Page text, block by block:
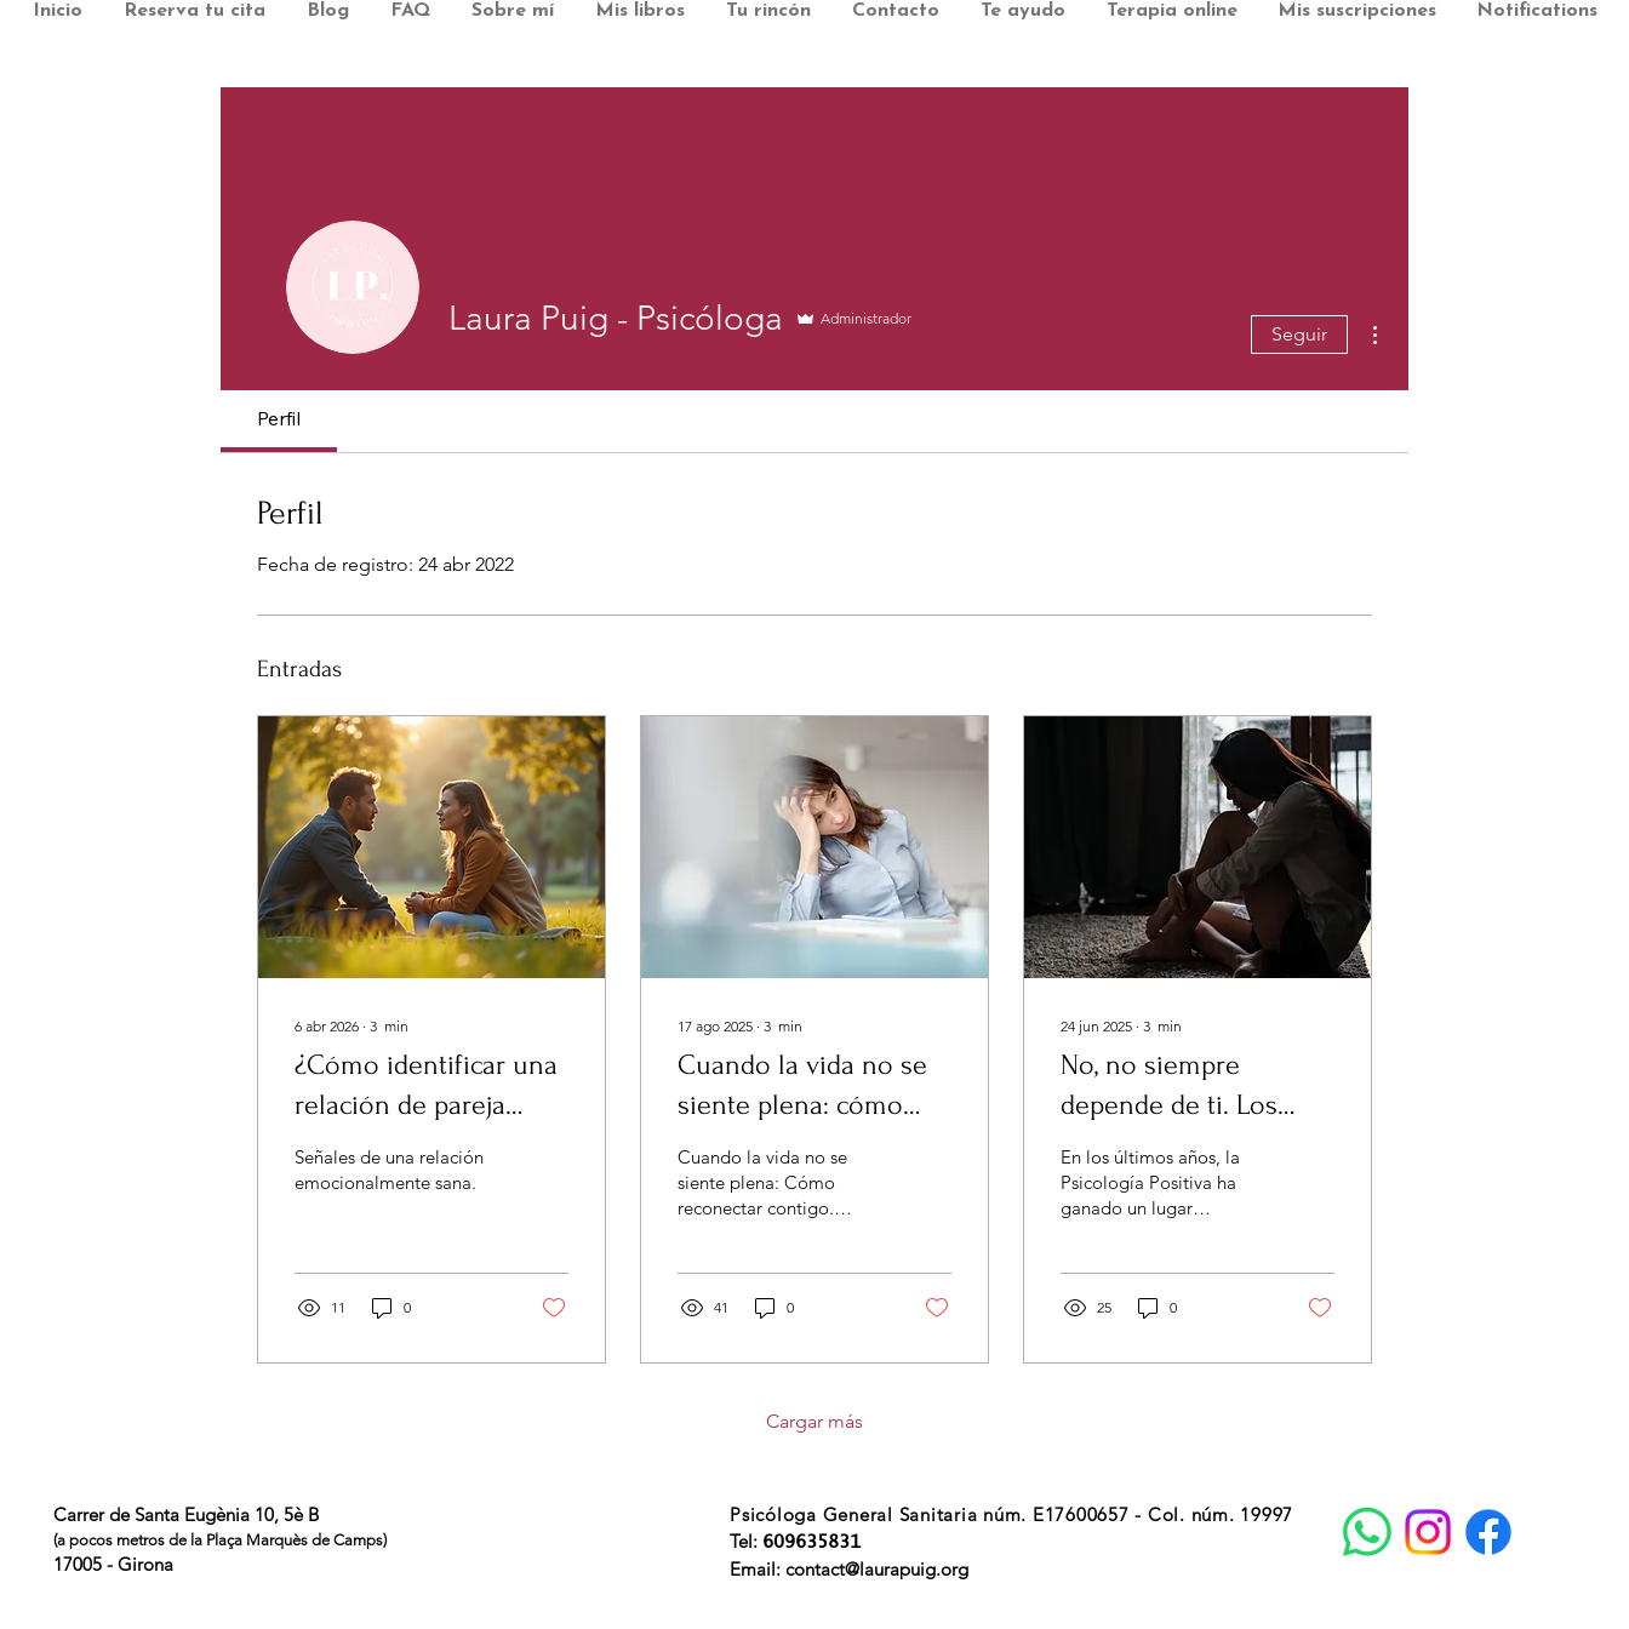
Inicio Reserva tu cita Blog FAQ Sobre mí Mis libros Tu rincón Contacto Te ayudo Terapia online Mis suscripciones Notifications
Laura Puig - Psicóloga Administrador
Seguir
Perfil
Perfil
Fecha de registro: 24 abr 2022
Entradas
6 abr 2026 ∙ 3 min
¿Cómo identificar una
relación de pareja
emocionalmente
sana?
Señales de una relación
emocionalmente sana.
11 0
17 ago 2025 ∙ 3 min
Cuando la vida no se
siente plena: cómo
reconectar contigo.
Cuando la vida no se
siente plena: Cómo
reconectar contigo.
41 0
24 jun 2025 ∙ 3 min
No, no siempre
depende de ti. Los
límites del
pensamiento positivo
En los últimos años, la
Psicología Positiva ha
ganado un lugar
25 0
Cargar más
Carrer de Santa Eugènia 10, 5è B
(a pocos metros de la Plaça Marquès de Camps)
17005 - Girona
Psicóloga General Sanitaria núm. E17600657 - Col. núm. 19997
Tel: 609635831
Email: contact@laurapuig.org